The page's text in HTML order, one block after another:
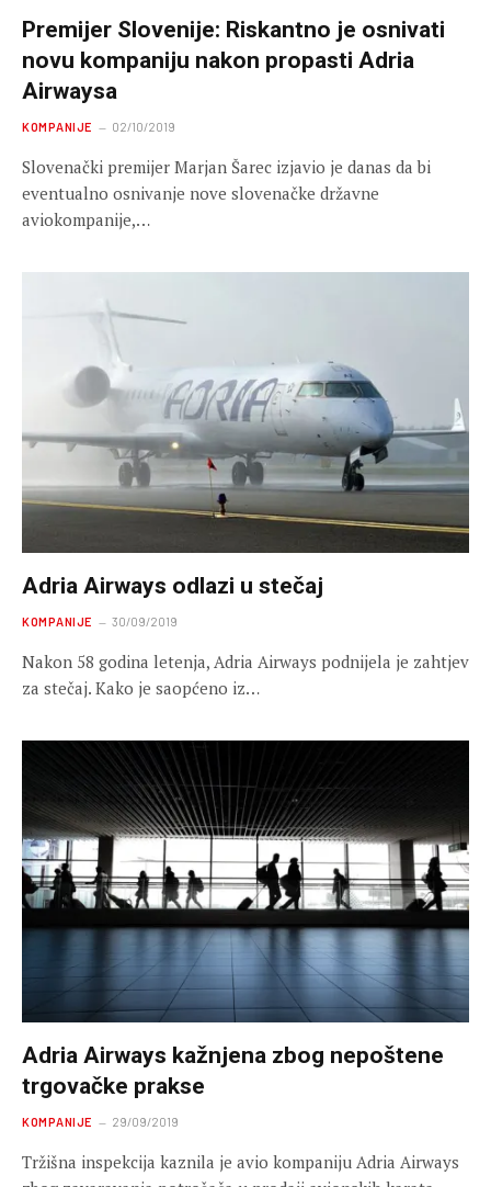
Premijer Slovenije: Riskantno je osnivati
novu kompaniju nakon propasti Adria
Airwaysa
KOMPANIJE 02/10/2019
Slovenački premijer Marjan Šarec izjavio je danas da bi
eventualno osnivanje nove slovenačke državne
aviokompanije,…
Adria Airways odlazi u stečaj
KOMPANIJE 30/09/2019
Nakon 58 godina letenja, Adria Airways podnijela je zahtjev
za stečaj. Kako je saopćeno iz…
Adria Airways kažnjena zbog nepoštene
trgovačke prakse
KOMPANIJE 29/09/2019
Tržišna inspekcija kaznila je avio kompaniju Adria Airways